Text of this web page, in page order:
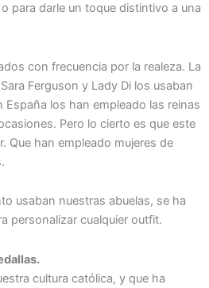
para darle un toque distintivo a una
con frecuencia por la realeza. La
Ferguson y Lady Di los usaban
los han empleado las reinas
Pero lo cierto es que este
Que han empleado mujeres de
usaban nuestras abuelas, se ha
personalizar cualquier outfit.
cultura católica, y que ha